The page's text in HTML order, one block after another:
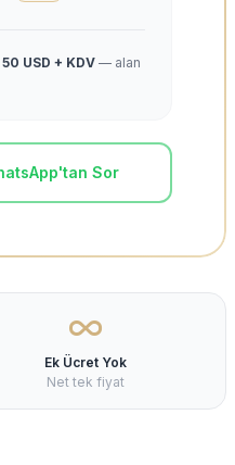
50 USD + KDV — alan
Sor
Ek Ücret Yok
Net tek fiyat